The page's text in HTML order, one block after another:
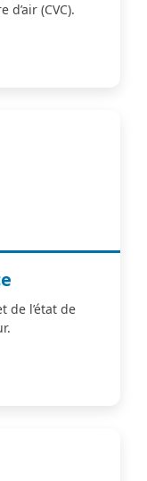
(CVC).
de l’état de